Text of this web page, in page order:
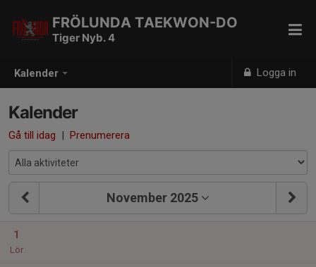
Kalender Logga in
FRÖLUNDA TAEKWON-DO
Tiger Nyb. 4
Kalender
Gå till idag | Prenumerera
November 2025
1
Lör